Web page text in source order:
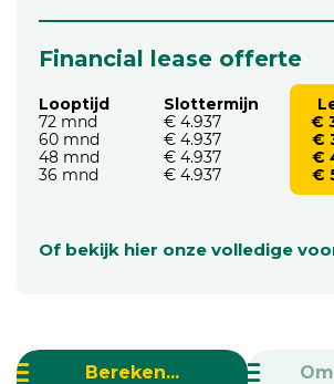
Financial lease offerte
Looptijd
72 mnd
60 mnd
48 mnd
36 mnd
Slottermijn
€ 4.937
€ 4.937
€ 4.937
€ 4.937
€
€
€
€
Of bekijk hier onze volledige
Bereken...